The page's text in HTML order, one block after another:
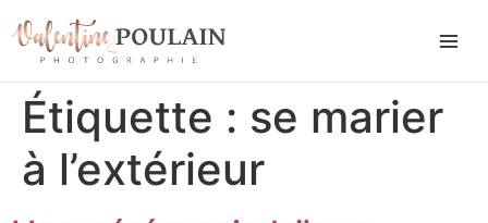
Étiquette : se marier
à l’extérieur